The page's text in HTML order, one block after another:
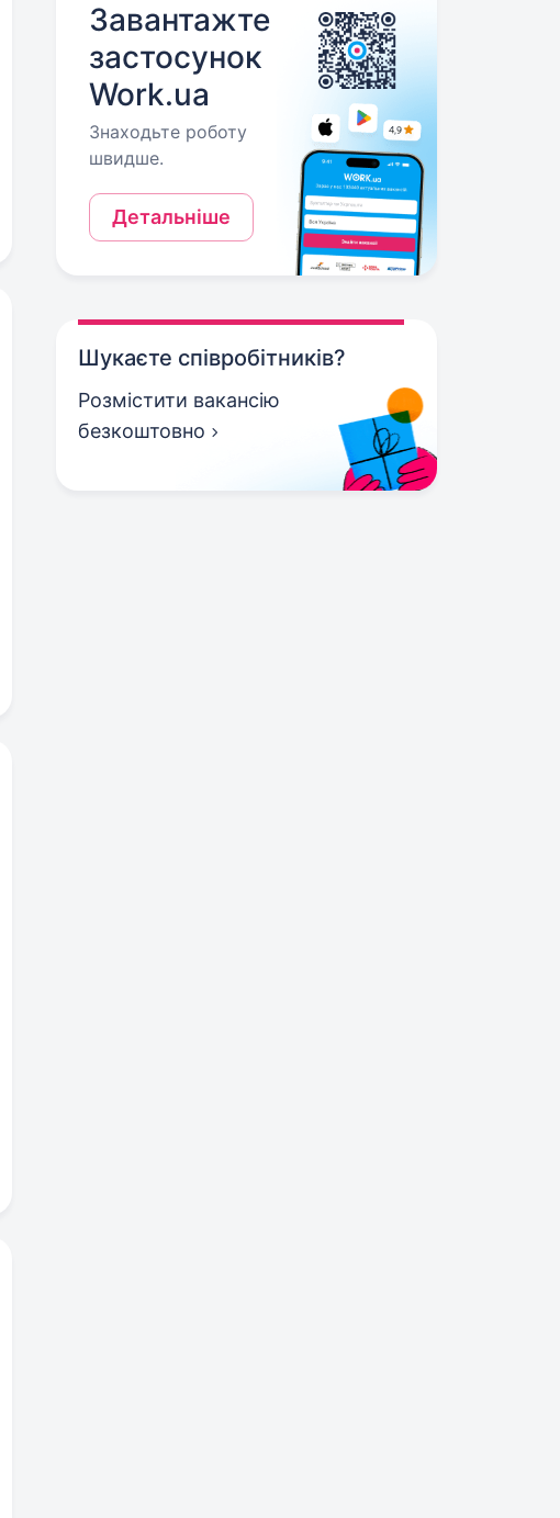
Завантажте
застосунок
Work.ua
Знаходьте роботу
швидше.
Детальніше
Шукаєте співробітників?
Розмістити вакансію
безкоштовно